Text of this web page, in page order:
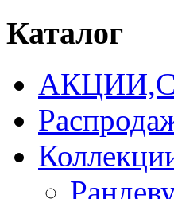
Каталог